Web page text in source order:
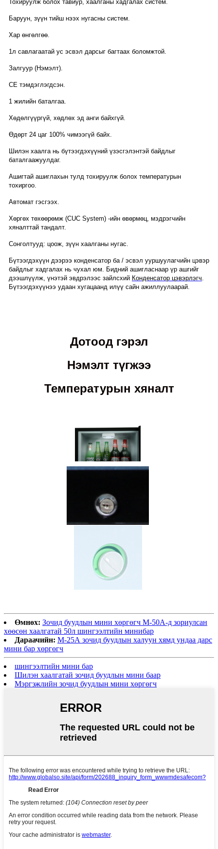
Тохируулж болох тавиур, хаалганы хадгалах систем.
Баруун, зүүн тийш нээх нугасны систем.
Хар өнгөлгөө.
1л савлагаатай ус эсвэл дарсыг багтаах боломжтой.
Залгуур (Нэмэлт).
CE тэмдэглэгдсэн.
1 жилийн баталгаа.
Хөдөлгүүргүй, хөдлөх эд анги байхгүй.
Өдөрт 24 цаг 100% чимээгүй байх.
Шилэн хаалга нь бүтээгдэхүүний үзэсгэлэнтэй байдлыг
баталгаажуулдаг.
Ашигтай ашиглахын тулд тохируулж болох температурын
тохиргоо.
Автомат гэсгээх.
Хөргөх төхөөрөмж (CUC System) -ийн өвөрмөц, мэдрэгчийн
хяналттай тандалт.
Сонголтууд: цоож, зүүн хаалганы нугас.
Бүтээгдэхүүн дээрээ конденсатор ба / эсвэл ууршуулагчийн цэвэр
байдлыг хадгалах нь чухал юм. Бидний ашигласнаар үр ашгийг
дээшлүүлж, үнэтэй эвдрэлээс зайлсхий Конденсатор цэвэрлэгч.
Бүтээгдэхүүнээ удаан хугацаанд илүү сайн ажиллуулаарай.
Дотоод гэрэл
Нэмэлт түгжээ
Температурын хяналт
Өмнөх: Зочид буудлын мини хөргөгч M-50A-д зориулсан
хөөсөн хаалгатай 50л шингээлтийн минибар
Дараачийн: М-25А зочид буудлын халуун хямд ундаа дарс
мини бар хөргөгч
шингээлтийн мини бар
Шилэн хаалгатай зочид буудлын мини баар
Мэргэжлийн зочид буудлын мини хөргөгч